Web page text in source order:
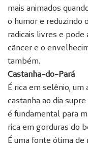
mais animados
o humor e reduzindo
radicais livres e pode
câncer e o
também.
Castanha-do-Pará
É rica em selênio,
castanha ao dia
é fundamental para
rica em gorduras do
É uma fonte ótima